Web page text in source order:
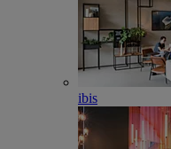
ibis